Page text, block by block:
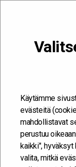
Käytämme
evästeitä
mahdollistavat
perustuu
kaikki",
valita, mitkä
Kehitän ja kehityn
Tilaa